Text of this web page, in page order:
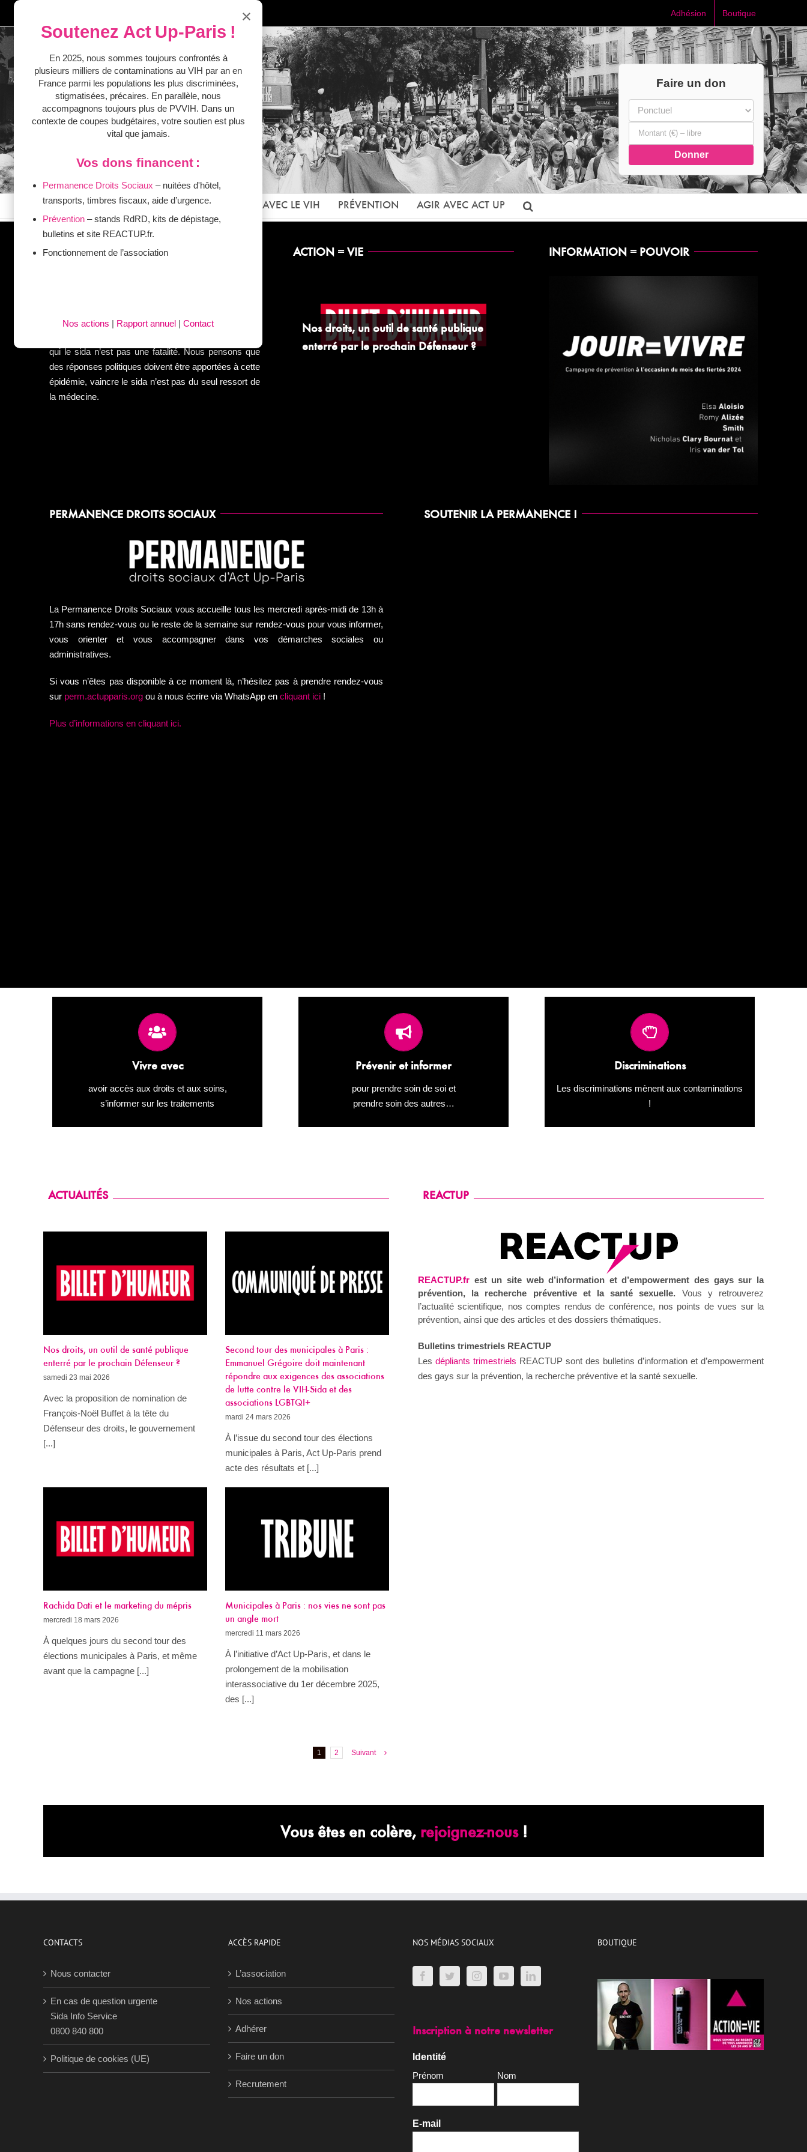
×
Soutenez Act Up‑Paris !
En 2025, nous sommes toujours confrontés à
plusieurs milliers de contaminations au VIH par an en
France parmi les populations les plus discriminées,
stigmatisées, précaires. En parallèle, nous
accompagnons toujours plus de PVVIH. Dans un
contexte de coupes budgétaires, votre soutien est plus
vital que jamais.
Vos dons financent :
Permanence Droits Sociaux – nuitées d'hôtel,
transports, timbres fiscaux, aide d’urgence.
Prévention – stands RdRD, kits de dépistage,
bulletins et site REACTUP.fr.
Fonctionnement de l’association
Nos actions | Rapport annuel | Contact
Passer
contenu
Adhésion Boutique
Faire un don
Donner
L’ASSOCIATION NOS ACTUALITÉS VIVRE AVEC LE VIH PRÉVENTION AGIR AVEC ACT UP
COLÈRE = ACTION
concernéEs par la maladie, des hommes, des
qui le sida n’est pas une fatalité. Nous pensons que
des réponses politiques doivent être apportées à cette
épidémie, vaincre le sida n’est pas du seul ressort de
la médecine.
ACTION = VIE
Nos droits, un outil de santé publique
enterré par le prochain Défenseur ?
répondre aux exigences des associations
de lutte contre le VIH-Sida et des
associations LGBTQI+
Rachida Dati et le marketing du mépris
INFORMATION = POUVOIR
PERMANENCE DROITS SOCIAUX
La Permanence Droits Sociaux vous accueille tous les mercredi après-midi de 13h à
17h sans rendez-vous ou le reste de la semaine sur rendez-vous pour vous informer,
vous orienter et vous accompagner dans vos démarches sociales ou
administratives.
Si vous n’êtes pas disponible à ce moment là, n’hésitez pas à prendre rendez-vous
sur perm.actupparis.org ou à nous écrire via WhatsApp en cliquant ici !
Plus d’informations en cliquant ici.
SOUTENIR LA PERMANENCE !
Vivre avec
avoir accès aux droits et aux soins,
s’informer sur les traitements
Vivre avec le VIH en ayant des réponses
appropriées à un meilleur accès aux droits et
Vivre avec le VIH en connaissant et en
s’appropriant ses traitements.
Prévenir et informer
pour prendre soin de soi et
prendre soin des autres…
Toutes les informations sur la prévention de
l’infection à VIH-sida, des hépatites, des IST ;
Discriminations
Les discriminations mènent aux contaminations
!
Le sida s’immisce là où les entraves à l’accès
aux soins et aux droits subsistent ou sont
entretenues. La lutte contre le sida a permis à
tant à gagner.
ACTUALITÉS
Nos droits, un outil de santé publique
enterré par le prochain Défenseur ?
samedi 23 mai 2026
Avec la proposition de nomination de
François-Noël Buffet à la tête du
Défenseur des droits, le gouvernement
[...]
Second tour des municipales à Paris :
Emmanuel Grégoire doit maintenant
répondre aux exigences des associations
de lutte contre le VIH-Sida et des
associations LGBTQI+
mardi 24 mars 2026
À l’issue du second tour des élections
municipales à Paris, Act Up-Paris prend
acte des résultats et [...]
Rachida Dati et le marketing du mépris
mercredi 18 mars 2026
À quelques jours du second tour des
élections municipales à Paris, et même
avant que la campagne [...]
Municipales à Paris : nos vies ne sont pas
un angle mort
mercredi 11 mars 2026
À l’initiative d’Act Up-Paris, et dans le
prolongement de la mobilisation
interassociative du 1er décembre 2025,
des [...]
1 2 Suivant
REACTUP
REACTUP.fr est un site web d’information et d’empowerment des gays sur la
prévention, la recherche préventive et la santé sexuelle. Vous y retrouverez
l’actualité scientifique, nos comptes rendus de conférence, nos points de vues sur la
prévention, ainsi que des articles et des dossiers thématiques.
Bulletins trimestriels REACTUP
Les dépliants trimestriels REACTUP sont des bulletins d’information et d’empowerment
des gays sur la prévention, la recherche préventive et la santé sexuelle.
Vous êtes en colère, rejoignez-nous!
CONTACTS
Nous contacter
En cas de question urgente
Sida Info Service
0800 840 800
Politique de cookies (UE)
ACCÈS RAPIDE
L’association
Nos actions
Adhérer
Faire un don
Recrutement
NOS MÉDIAS SOCIAUX
Inscription à notre newsletter
Identité
Prénom
Nom
E-mail
BOUTIQUE